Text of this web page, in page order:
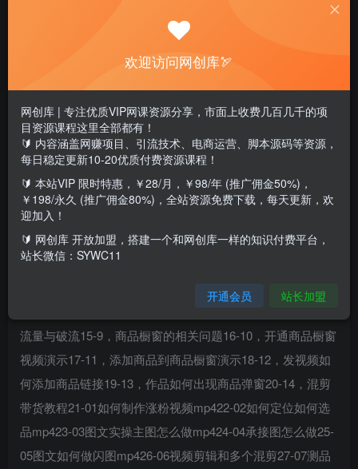
课程目录：1-01新同学，怎么开始学习课程（必看）2-02如
何调整观看清晰度3-03如何找素材mp44-04如何做账号定位
5-05黑科技如何注册及使用6-如何快速涨到1000粉丝mp47-
1，短视频账号准备8-2，带货号账号搭建9-3，上热门养号技
巧10-4，老号养号注意事项11-5，神评论打造高权重账号12-
流量与破流15-9，商品橱窗的相关问题16-10，开通商品橱窗
视频演示17-11，添加商品到商品橱窗演示18-12，发视频如
何添加商品链接19-13，作品如何出现商品弹窗20-14，混剪
带货教程21-01如何制作涨粉视频mp422-02如何定位如何选
品mp423-03图文实操主图怎么做mp424-04承接图怎么做25-
05图文如何做闪图mp426-06视频剪辑和多个混剪27-07测品
欢迎访问网创库🏹
网创库 | 专注优质VIP网课资源分享，市面上收费几百几千的项
目资源课程这里全部都有！
🔰 内容涵盖网赚项目、引流技术、电商运营、脚本源码等资源，
每日稳定更新10-20优质付费资源课程！
🔰 本站VIP 限时特惠，￥28/月，￥98/年 (推广佣金50%)，
￥198/永久 (推广佣金80%)，全站资源免费下载，每天更新，欢
迎加入！
🔰 网创库 开放加盟，搭建一个和网创库一样的知识付费平台，
站长微信：SYWC11
开通会员 站长加盟